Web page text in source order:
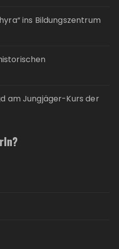
ins Bildungszentrum
am Jungjäger-Kurs der